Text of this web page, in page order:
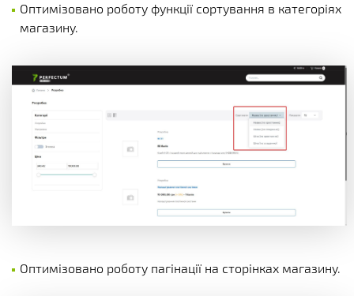
Оптимізовано роботу функції сортування в категоріях
магазину.
Оптимізовано роботу пагінації на сторінках магазину.